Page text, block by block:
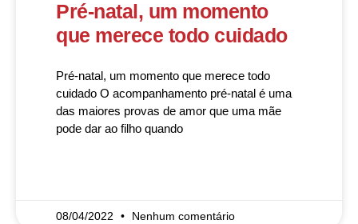
Pré-natal, um momento
que merece todo cuidado
Pré-natal, um momento que merece todo
cuidado O acompanhamento pré-natal é uma
das maiores provas de amor que uma mãe
pode dar ao filho quando
08/04/2022 Nenhum comentário